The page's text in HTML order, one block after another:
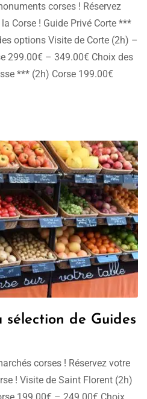
corses ! Réservez
Corse ! Guide Privé Corte ***
options Visite de Corte (2h) –
299.00€ – 349.00€ Choix des
*** (2h) Corse 199.00€
sélection de Guides
corses ! Réservez votre
! Visite de Saint Florent (2h)